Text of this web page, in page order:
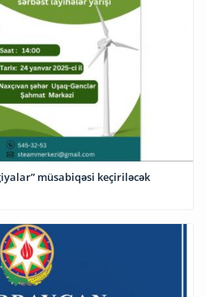
müsabiqəsi keçiriləcək